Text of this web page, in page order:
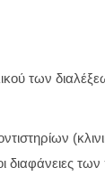
των
διαφάνειες